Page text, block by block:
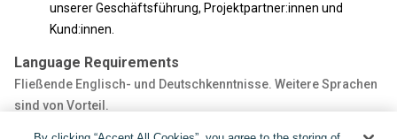
unserer Geschäftsführung, Projektpartner:innen und
Kund:innen.
Language Requirements
Fließende Englisch- und Deutschkenntnisse. Weitere Sprachen
sind von Vorteil.